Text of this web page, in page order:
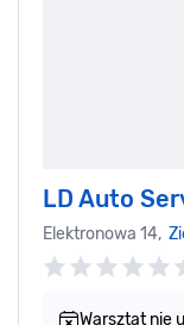
LD Auto
Elektronowa 14,
Warsztat nie